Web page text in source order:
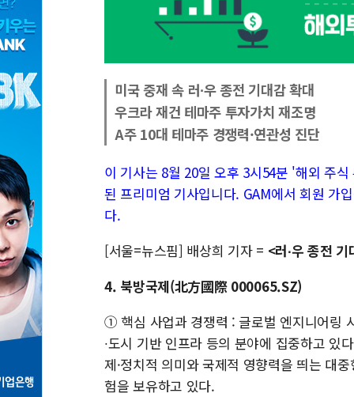
미국 중재 속 러∙우 종전 기대감 확대
우크라 재건 테마주 투자가치 재조명
A주 10대 테마주 경쟁력·연관성 진단
이 기사는 8월 20일 오후 3시54분 '해외 주
된 프리미엄 기사입니다. GAM에서 회원 가
다.
[서울=뉴스핌] 배상희 기자 = <러∙우 종전
4. 북방국제(北方國際 000065.SZ)
① 핵심 사업과 경쟁력 : 글로벌 엔지니어링
∙도시 기반 인프라 등의 분야에 집중하고 있
제·정치적 의미와 국제적 영향력을 띄는 대
험을 보유하고 있다.